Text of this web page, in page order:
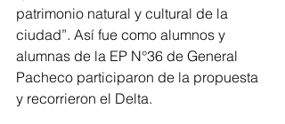
patrimonio natural y cultural de la
ciudad”. Así fue como alumnos y
alumnas de la EP N°36 de General
Pacheco participaron de la propuesta
y recorrieron el Delta.